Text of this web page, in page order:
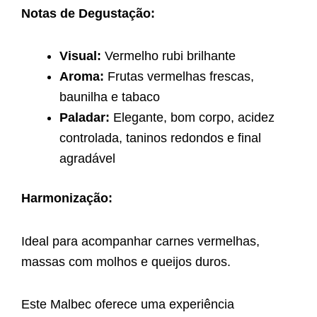
Notas de Degustação:
Visual: Vermelho rubi brilhante
Aroma: Frutas vermelhas frescas,
baunilha e tabaco
Paladar: Elegante, bom corpo, acidez
controlada, taninos redondos e final
agradável
Harmonização:
Ideal para acompanhar carnes vermelhas,
massas com molhos e queijos duros.
Este Malbec oferece uma experiência